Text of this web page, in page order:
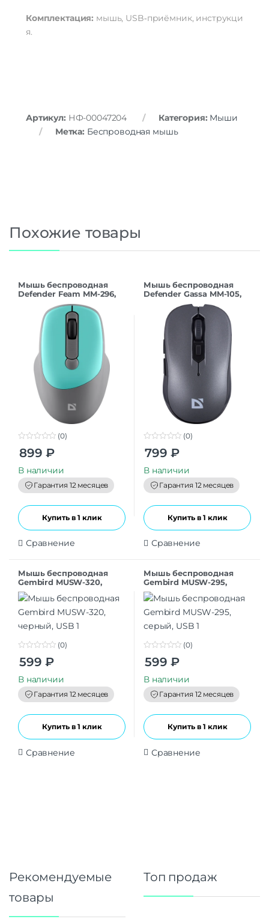
Комплектация: мышь, USB‑приёмник, инструкци
я.
Артикул: НФ-00047204 Категория: Мыши
Метка: Беспроводная мышь
Похожие товары
Мышь беспроводная
Defender Feam MM-296,
o
t
o
f
5
(0)
899 ₽
В наличии
Гарантия 12 месяцев
Купить в 1 клик
Сравнение
Мышь беспроводная
Defender Gassa MM-105,
серый (арт.52104)
o
t
o
f
5
(0)
799 ₽
В наличии
Гарантия 12 месяцев
Купить в 1 клик
Сравнение
Мышь беспроводная
Gembird MUSW-320,
черный, USB
o
t
o
f
5
(0)
599 ₽
В наличии
Гарантия 12 месяцев
Купить в 1 клик
Сравнение
Мышь беспроводная
Gembird MUSW-295,
серый, USB
o
t
o
f
5
(0)
599 ₽
В наличии
Гарантия 12 месяцев
Купить в 1 клик
Сравнение
Рекомендуемые
товары
Топ продаж